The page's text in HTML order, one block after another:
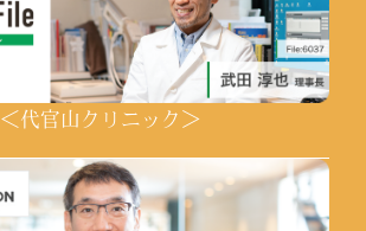
＜代官山クリニック＞